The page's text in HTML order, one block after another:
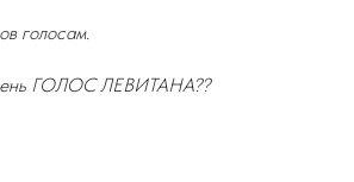
голосам.
ГОЛОС ЛЕВИТАНА??